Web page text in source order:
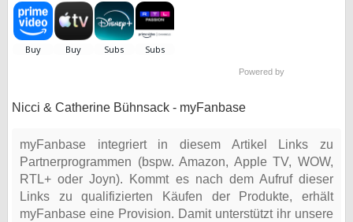
Powered by
Nicci & Catherine Bühnsack - myFanbase
myFanbase integriert in diesem Artikel Links zu
Partnerprogrammen (bspw. Amazon, Apple TV, WOW,
RTL+ oder Joyn). Kommt es nach dem Aufruf dieser
Links zu qualifizierten Käufen der Produkte, erhält
myFanbase eine Provision. Damit unterstützt ihr unsere